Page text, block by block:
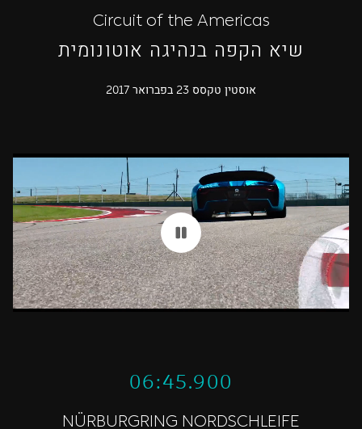
Circuit of the Americas
שיא הקפה בנהיגה אוטונומית
אוסטין טקסס 23 בפברואר 2017
06:45.900
NÜRBURGRING NORDSCHLEIFE